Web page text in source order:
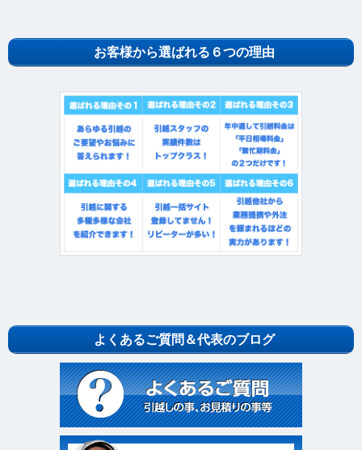
お客様から選ばれる６つの理由
よくあるご質問＆代表のブログ